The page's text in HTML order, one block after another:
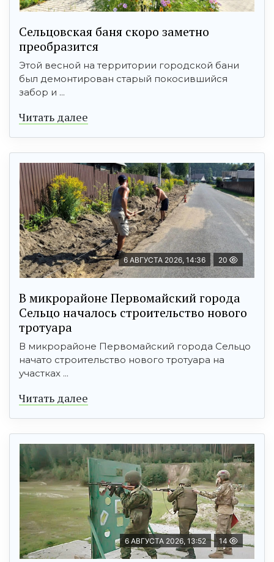
Сельцовская баня скоро заметно
преобразится
Этой весной на территории городской бани
был демонтирован старый покосившийся
забор и ...
Читать далее
6 АВГУСТА 2026, 14:36 20
В микрорайоне Первомайский города
Сельцо началось строительство нового
тротуара
В микрорайоне Первомайский города Сельцо
начато строительство нового тротуара на
участках ...
Читать далее
6 АВГУСТА 2026, 13:52 14